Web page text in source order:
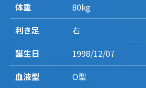
体重
80kg
利き足
右
誕生日
1998/12/07
血液型
O型